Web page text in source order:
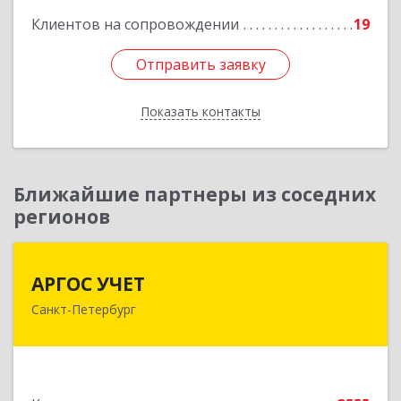
Клиентов на сопровождении 19
Отправить заявку
Показать контакты
Отправить заявку
Назад
Ближайшие партнеры из соседних
регионов
АРГОС УЧЕТ
Санкт-Петербург
196191, Санкт-Петербург г, Конституции пл,